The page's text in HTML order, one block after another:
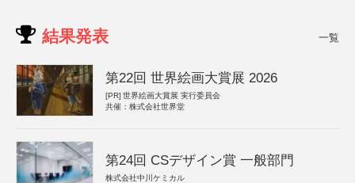
結果発表 一覧
第22回 世界絵画大賞展 2026
[PR] 世界絵画大賞展 実行委員会
共催：株式会社世界堂
第24回 CSデザイン賞 一般部門
株式会社中川ケミカル